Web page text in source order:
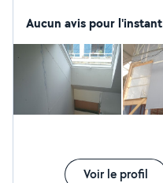
Aucun avis pour l'instant
Voir le profil